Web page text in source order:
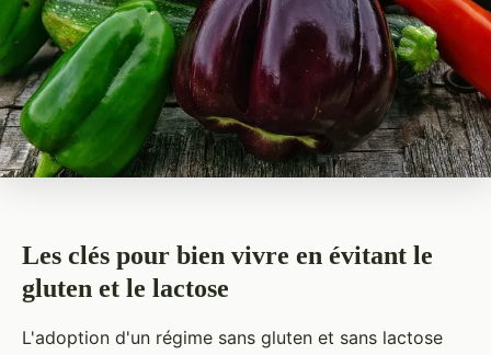
Les clés pour bien vivre en évitant le
gluten et le lactose
L'adoption d'un régime sans gluten et sans lactose